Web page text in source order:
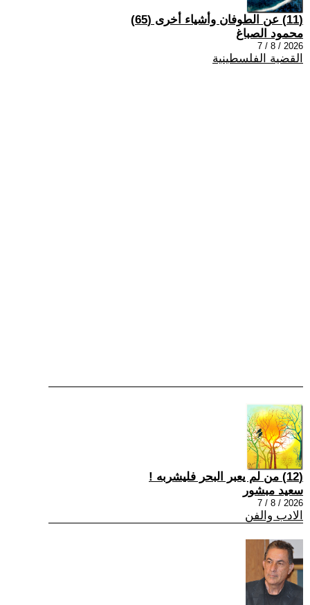
(11) عن الطوفان وأشياء أخرى (65)
محمود الصباغ
2026 / 8 / 7
القضية الفلسطينية
(12) من لم يعبر البحر فليشربه !
سعيد مبشور
2026 / 8 / 7
الادب والفن